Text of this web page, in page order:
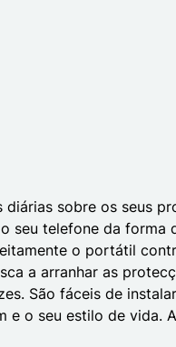
sobre os seus
seu telefone da forma
o portátil
a arranhar as
São fáceis de
o seu estilo de vida.